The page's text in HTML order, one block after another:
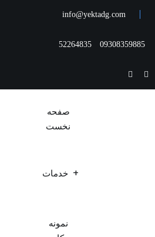
info@yektadg.com
52264835 09308359885
صفحه
نخست
خدمات
نمونه